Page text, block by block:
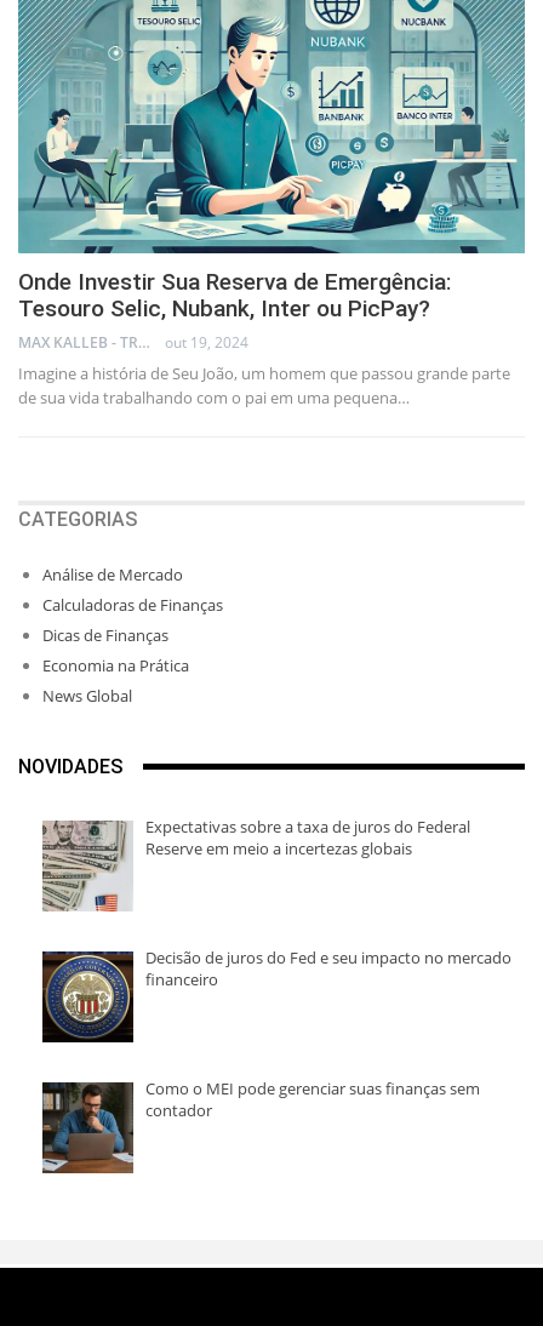
Onde Investir Sua Reserva de Emergência:
Tesouro Selic, Nubank, Inter ou PicPay?
MAX KALLEB - TRADER out 19, 2024
Imagine a história de Seu João, um homem que passou grande parte
de sua vida trabalhando com o pai em uma pequena…
CATEGORIAS
Análise de Mercado
Calculadoras de Finanças
Dicas de Finanças
Economia na Prática
News Global
NOVIDADES
Expectativas sobre a taxa de juros do Federal
Reserve em meio a incertezas globais
Decisão de juros do Fed e seu impacto no mercado
financeiro
Como o MEI pode gerenciar suas finanças sem
contador